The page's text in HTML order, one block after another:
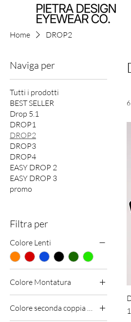
Home DROP2
Naviga per
Tutti i prodotti
BEST SELLER
Drop 5.1
DROP1
DROP2
DROP3
DROP4
EASY DROP 2
EASY DROP 3
promo
Filtra per
Colore Lenti
Colore Montatura
Colore seconda coppia lenti